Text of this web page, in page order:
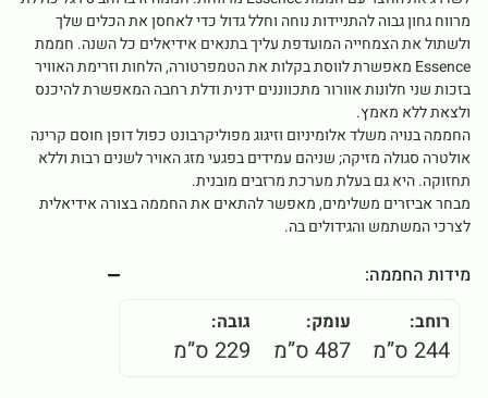
מרווח גחון גבוה להתניידות נוחה וחלל גדול כדי לאחסן את הכלים שלך
ולשתול את הצמחייה המועדפת עליך בתנאים אידיאלים כל השנה. חממת
Essence מאפשרת לווסת בקלות את הטמפרטורה, הלחות וזרימת האוויר
בזכות שני חלונות אוורור מתכווננים ידנית ודלת רחבה המאפשרת להיכנס
ולצאת ללא מאמץ.
החממה בנויה משלד אלומיניום וזיגוג מפוליקרבונט כפול דופן חוסם קרינה
אולטרה סגולה מזיקה; שניהם עמידים בפגעי מזג האויר לשנים רבות וללא
תחזוקה. היא גם בעלת מערכת מרזבים מובנית.
מבחר אביזרים משלימים, מאפשר להתאים את החממה בצורה אידיאלית
לצרכי המשתמש והגידולים בה.
מידות החממה:
רוחב:
244 ס”מ
עומק:
487 ס”מ
גובה:
229 ס”מ